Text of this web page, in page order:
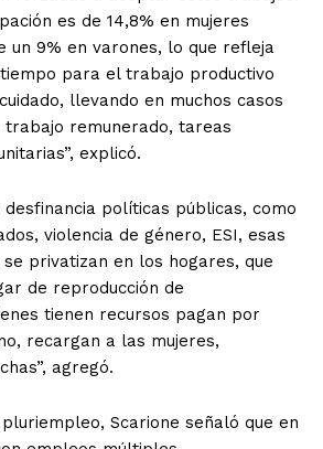
es de 14,8% en mujeres
un 9% en varones, lo que refleja
para el trabajo productivo
llevando en muchos casos
remunerado, tareas
explicó.
desfinancia políticas públicas, como
violencia de género, ESI, esas
privatizan en los hogares, que
de reproducción de
tienen recursos pagan por
recargan a las mujeres,
agregó.
Scarione señaló que en